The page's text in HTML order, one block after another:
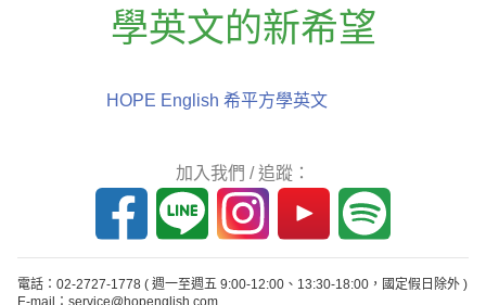
學英文的新希望
HOPE English 希平方學英文
加入我們 / 追蹤：
電話：02-2727-1778 ( 週一至週五 9:00-12:00、13:30-18:00，國定假日除外 )
E-mail：service@hopenglish.com